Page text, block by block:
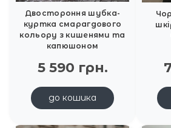
Двостороння шубка-
куртка смарагдового
кольору з кишенями та
капюшоном
5 590 грн.
до кошика